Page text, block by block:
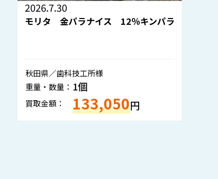
2026.7.30
モリタ 金パラナイス 12％キンパラ
秋田県／歯科技工所様
重量・数量： 1個
買取金額： 133,050円